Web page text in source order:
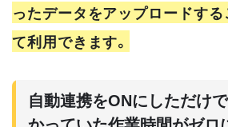
ったデータをアップロードする
て利用できます。
自動連携をONにしただけ